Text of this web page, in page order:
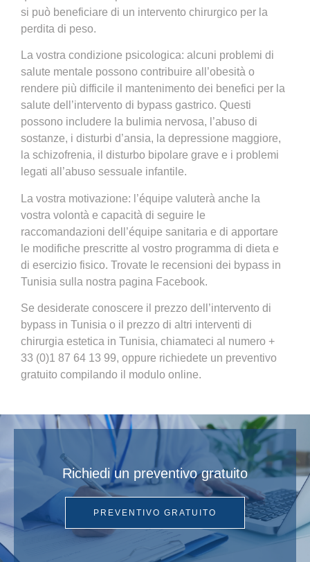
si può beneficiare di un intervento chirurgico per la
perdita di peso.
La vostra condizione psicologica: alcuni problemi di
salute mentale possono contribuire all’obesità o
rendere più difficile il mantenimento dei benefici per la
salute dell’intervento di bypass gastrico. Questi
possono includere la bulimia nervosa, l’abuso di
sostanze, i disturbi d’ansia, la depressione maggiore,
la schizofrenia, il disturbo bipolare grave e i problemi
legati all’abuso sessuale infantile.
La vostra motivazione: l’équipe valuterà anche la
vostra volontà e capacità di seguire le
raccomandazioni dell’équipe sanitaria e di apportare
le modifiche prescritte al vostro programma di dieta e
di esercizio fisico. Trovate le recensioni dei bypass in
Tunisia sulla nostra pagina Facebook.
Se desiderate conoscere il prezzo dell’intervento di
bypass in Tunisia o il prezzo di altri interventi di
chirurgia estetica in Tunisia, chiamateci al numero +
33 (0)1 87 64 13 99, oppure richiedete un preventivo
gratuito compilando il modulo online.
Richiedi un preventivo gratuito
PREVENTIVO GRATUITO